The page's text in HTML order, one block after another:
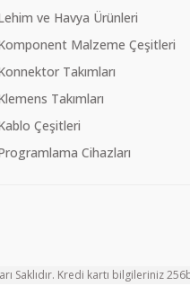
ve Havya Ürünleri
Malzeme Çeşitleri
Takımları
Takımları
Çeşitleri
Cihazları
Kredi kartı bilgileriniz